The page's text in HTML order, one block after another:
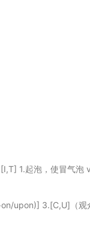
1.起泡，使冒气泡
upon)] 3.[C,U]（观